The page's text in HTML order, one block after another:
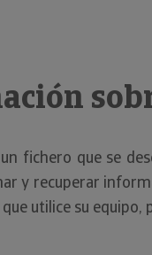
fichero que se
y recuperar
utilice su equipo,